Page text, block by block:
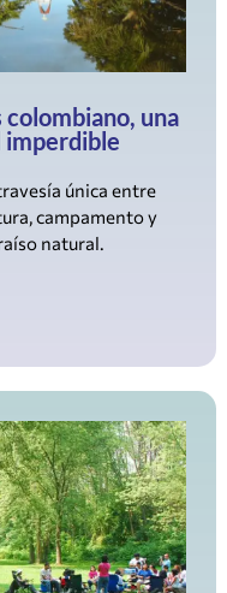
colombiano, una
imperdible
única entre
campamento y